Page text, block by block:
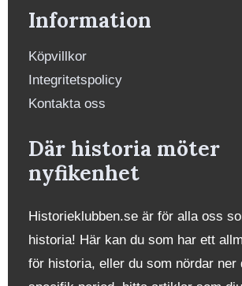
Information
Köpvillkor
Integritetspolicy
Kontakta oss
Där historia möter
nyfikenhet
Historieklubben.se är för alla oss
historia! Här kan du som har ett
för historia, eller du som nördar ner